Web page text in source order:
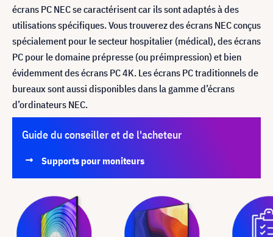
écrans PC NEC se caractérisent car ils sont adaptés à des
utilisations spécifiques. Vous trouverez des écrans NEC conçus
spécialement pour le secteur hospitalier (médical), des écrans
PC pour le domaine prépresse (ou préimpression) et bien
évidemment des écrans PC 4K. Les écrans PC traditionnels de
bureaux sont aussi disponibles dans la gamme d’écrans
d’ordinateurs NEC.
Guide du conseiller et de l'acheteur
Supports pour moniteurs